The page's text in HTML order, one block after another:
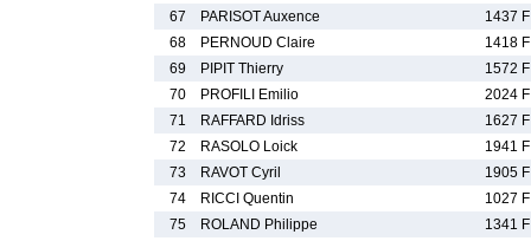
67
PARISOT Auxence
1437 F
68
PERNOUD Claire
1418 F
69
PIPIT Thierry
1572 F
70
PROFILI Emilio
2024 F
71
RAFFARD Idriss
1627 F
72
RASOLO Loick
1941 F
73
RAVOT Cyril
1905 F
74
RICCI Quentin
1027 F
75
ROLAND Philippe
1341 F